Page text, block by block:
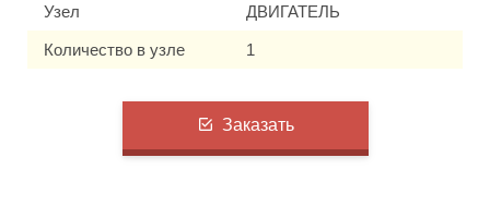
Узел ДВИГАТЕЛЬ
Количество в узле 1
Заказать